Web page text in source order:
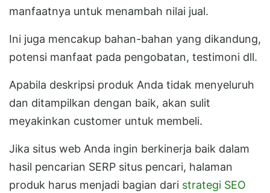
manfaatnya untuk menambah nilai jual.
Ini juga mencakup bahan-bahan yang dikandung,
potensi manfaat pada pengobatan, testimoni dll.
Apabila deskripsi produk Anda tidak menyeluruh
dan ditampilkan dengan baik, akan sulit
meyakinkan customer untuk membeli.
Jika situs web Anda ingin berkinerja baik dalam
hasil pencarian SERP situs pencari, halaman
produk harus menjadi bagian dari strategi SEO